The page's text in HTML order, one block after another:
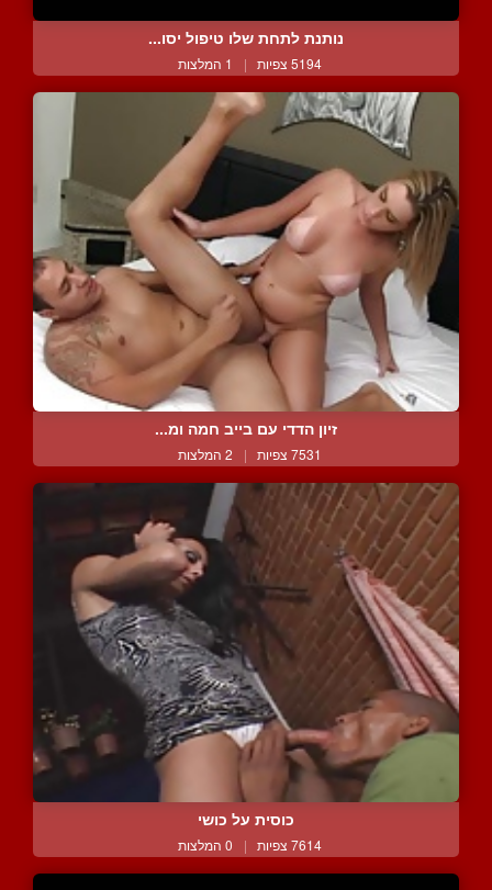
נותנת לתחת שלו טיפול יסו...
5194 צפיות | 1 המלצות
זיון הדדי עם בייב חמה ומ...
7531 צפיות | 2 המלצות
כוסית על כושי
7614 צפיות | 0 המלצות